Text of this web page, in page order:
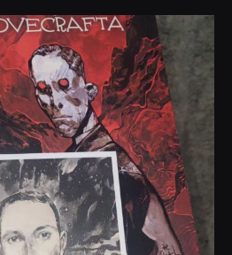
dobryhorror
Wrz 19